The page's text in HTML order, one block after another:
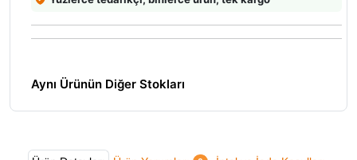
Aynı Ürünün Diğer Stokları